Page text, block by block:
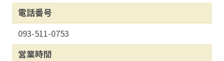
電話番号
093-511-0753
営業時間